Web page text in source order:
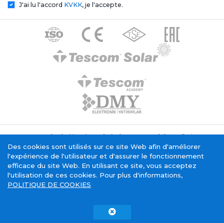
J'ai lu l'accord KVKK, je l'accepte.
Texte de clarification générale Tescom Elektronik
Politique relative aux cookies
Service de la société de l'information
Copyright © 2015 - 2026. Tescom Elektronik A.Ş.
Des cookies sont utilisés sur ce site Web afin d'améliorer
l'expérience de l'utilisateur et d'assurer le fonctionnement
efficace du site Web. En utilisant ce site, vous acceptez
l'utilisation de ces cookies. Pour plus d'informations,
POLITIQUE DE COOKIES